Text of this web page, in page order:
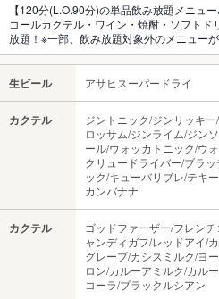
【120分(L.O.90分)の単品飲み放題メニュ
コールカクテル・ワイン・焼酎・ソフト
放題！※一部、飲み放題対象外のメニューが
生ビール アサヒスーパードライ
カクテル
ジントニック/ジンリッキ
ロッサム/ジンライム/ジン
ール/ウォッカトニック/ウ
クリュードライバー/ブラ
ック/キューバリブレ/テキ
カンバナナ
カクテル
ゴッドファーザー/フレン
ャンディガフ/レッドアイ/
グレープ/カシスミルク/ヨ
ロン/カルーアミルク/カル
コーラ/ブラックルシアン